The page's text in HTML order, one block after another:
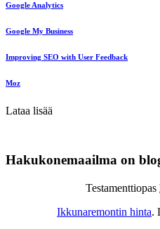
Google Analytics
Google My Business
Improving SEO with User Feedback
Moz
Lataa lisää
Hakukonemaailma on
Testamenttiopas
Ikkunaremontin hinta.